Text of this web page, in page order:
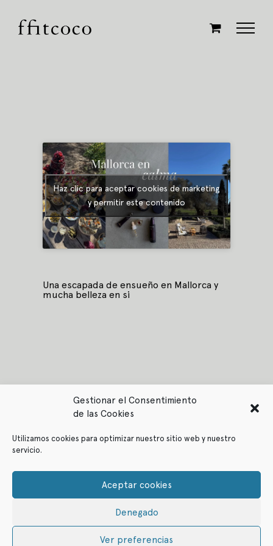
Gestionar el Consentimiento
de las Cookies
Utilizamos cookies para optimizar nuestro sitio web y nuestro
servicio.
Aceptar cookies
Denegado
Ver preferencias
contenido
Haz clic para aceptar cookies de marketing
y permitir este contenido
Una escapada de ensueño en Mallorca y
mucha belleza en si
Política de cookies
© ffitcoco 2021